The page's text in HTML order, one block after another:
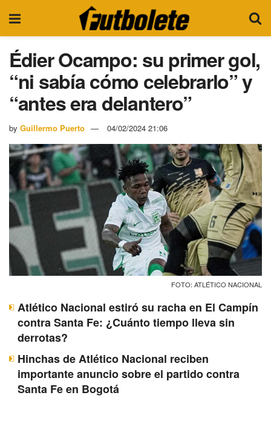
Édier Ocampo: su primer gol,
“ni sabía cómo celebrarlo” y
“antes era delantero”
by Guillermo Puerto 04/02/2024 21:06
FOTO: ATLÉTICO NACIONAL
Atlético Nacional estiró su racha en El Campín
contra Santa Fe: ¿Cuánto tiempo lleva sin
derrotas?
Hinchas de Atlético Nacional reciben
importante anuncio sobre el partido contra
Santa Fe en Bogotá